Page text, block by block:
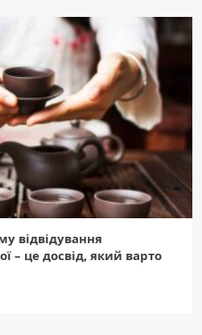
відвідування
– це досвід, який варто